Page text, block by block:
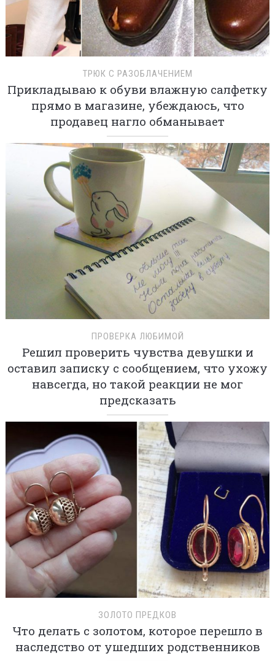
ТРЮК С РАЗОБЛАЧЕНИЕМ
Прикладываю к обуви влажную салфетку
прямо в магазине, убеждаюсь, что
продавец нагло обманывает
ПРОВЕРКА ЛЮБИМОЙ
Решил проверить чувства девушки и
оставил записку с сообщением, что ухожу
навсегда, но такой реакции не мог
предсказать
ЗОЛОТО ПРЕДКОВ
Что делать с золотом, которое перешло в
наследство от ушедших родственников